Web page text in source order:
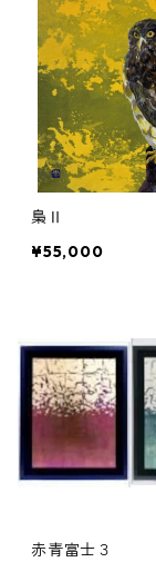
梟Ⅱ
¥55,000
赤青富士３